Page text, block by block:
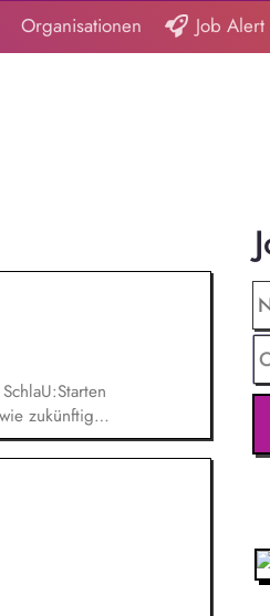
Organisationen Job Alert
zukünftig
bis in die
dazu
offline.